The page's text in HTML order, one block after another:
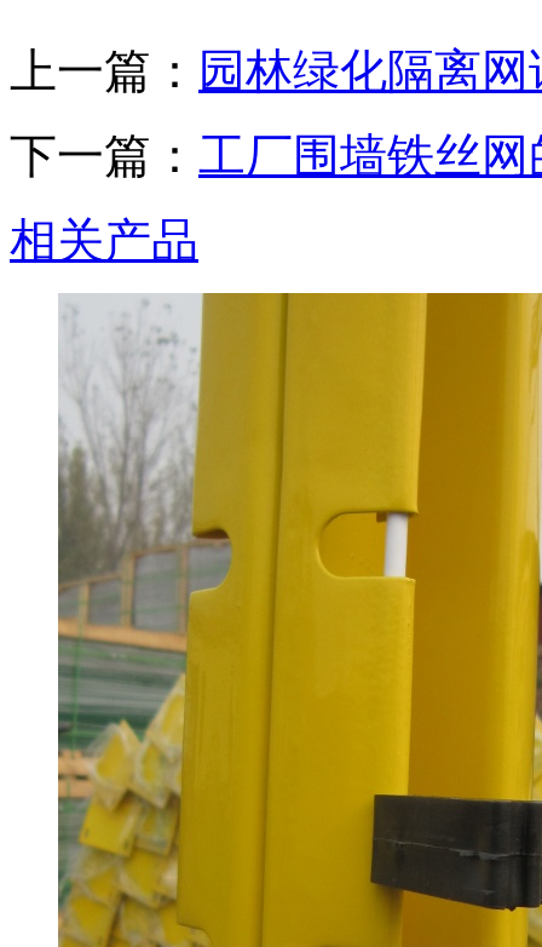
上一篇： 园林绿化隔离
下一篇： 工厂围墙铁丝
相关产品